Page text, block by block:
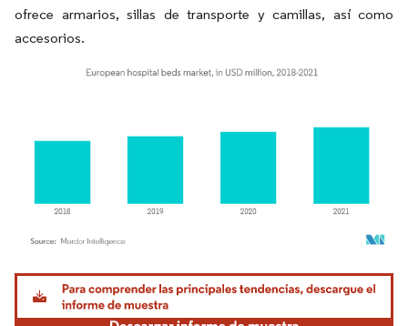
ofrece armarios, sillas de transporte y camillas, así como
accesorios.
Imagen © Mordor Intelligence. El uso requiere atribución según CC BY 4.0.